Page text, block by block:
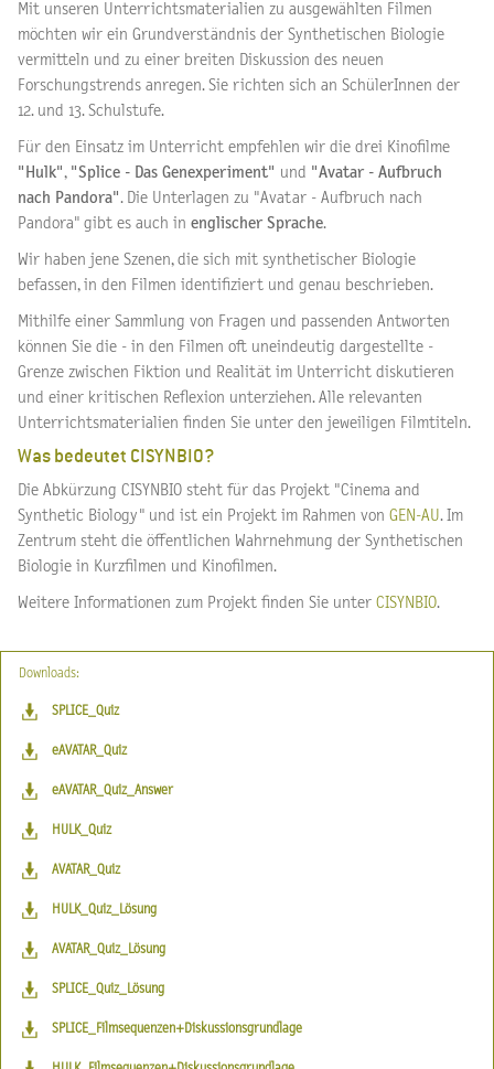
Mit unseren Unterrichtsmaterialien zu ausgewählten Filmen
möchten wir ein Grundverständnis der Synthetischen Biologie
vermitteln und zu einer breiten Diskussion des neuen
Forschungstrends anregen. Sie richten sich an SchülerInnen der
12. und 13. Schulstufe.
Für den Einsatz im Unterricht empfehlen wir die drei Kinofilme
"Hulk" , "Splice - Das Genexperiment" und "Avatar - Aufbruch
nach Pandora" . Die Unterlagen zu "Avatar - Aufbruch nach
Pandora" gibt es auch in englischer Sprache.
Wir haben jene Szenen, die sich mit synthetischer Biologie
befassen, in den Filmen identifiziert und genau beschrieben.
Mithilfe einer Sammlung von Fragen und passenden Antworten
können Sie die - in den Filmen oft uneindeutig dargestellte -
Grenze zwischen Fiktion und Realität im Unterricht diskutieren
und einer kritischen Reflexion unterziehen. Alle relevanten
Unterrichtsmaterialien finden Sie unter den jeweiligen Filmtiteln.
Was bedeutet CISYNBIO?
Die Abkürzung CISYNBIO steht für das Projekt "Cinema and
Synthetic Biology" und ist ein Projekt im Rahmen von GEN-AU. Im
Zentrum steht die öffentlichen Wahrnehmung der Synthetischen
Biologie in Kurzfilmen und Kinofilmen.
Weitere Informationen zum Projekt finden Sie unter CISYNBIO.
Downloads:
SPLICE_Quiz
eAVATAR_Quiz
eAVATAR_Quiz_Answer
HULK_Quiz
AVATAR_Quiz
HULK_Quiz_Lösung
AVATAR_Quiz_Lösung
SPLICE_Quiz_Lösung
SPLICE_Filmsequenzen+Diskussionsgrundlage